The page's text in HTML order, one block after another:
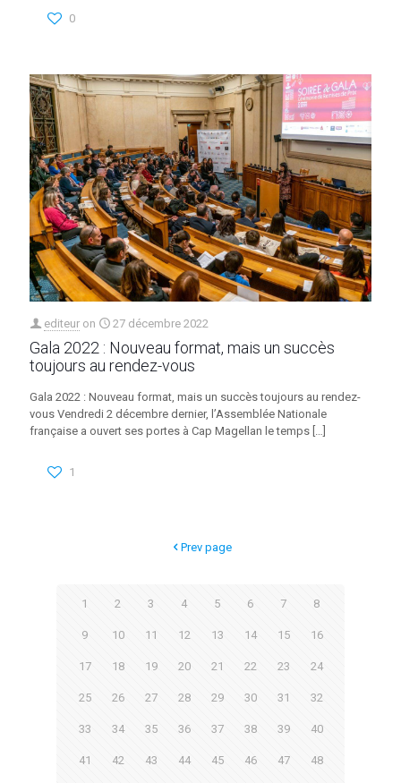
0
editeur on 27 décembre 2022
Gala 2022 : Nouveau format, mais un succès
toujours au rendez-vous
Gala 2022 : Nouveau format, mais un succès toujours au rendez-
vous Vendredi 2 décembre dernier, l’Assemblée Nationale
française a ouvert ses portes à Cap Magellan le temps […]
1
Prev page
1 2 3 4 5 6 7 8
9 10 11 12 13 14 15 16
17 18 19 20 21 22 23 24
25 26 27 28 29 30 31 32
33 34 35 36 37 38 39 40
41 42 43 44 45 46 47 48